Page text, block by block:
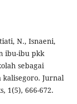
N., Isnaeni,
ibu-ibu pkk
sebagai
Jurnal
1(5), 666-672.